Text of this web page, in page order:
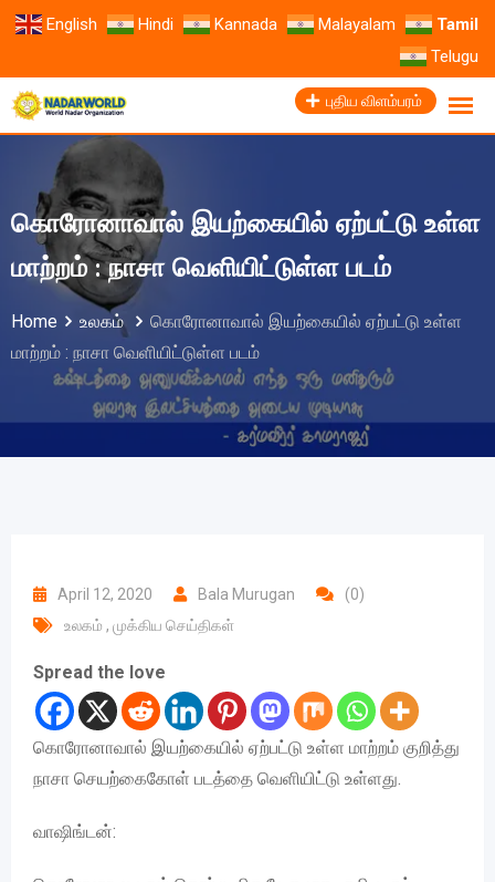
English Hindi Kannada Malayalam
Tamil
Telugu
புதிய விளம்பரம்
கொரோனாவால் இயற்கையில் ஏற்பட்டு உள்ள
மாற்றம் : நாசா வெளியிட்டுள்ள படம்
Home உலகம்
கொரோனாவால் இயற்கையில் ஏற்பட்டு உள்ள
மாற்றம் : நாசா வெளியிட்டுள்ள படம்
April 12, 2020 Bala Murugan
(0)
உலகம் , முக்கிய செய்திகள்
Spread the love
கொரோனாவால் இயற்கையில் ஏற்பட்டு உள்ள மாற்றம் குறித்து
நாசா செயற்கைகோள் படத்தை வெளியிட்டு உள்ளது.
வாஷிங்டன்: